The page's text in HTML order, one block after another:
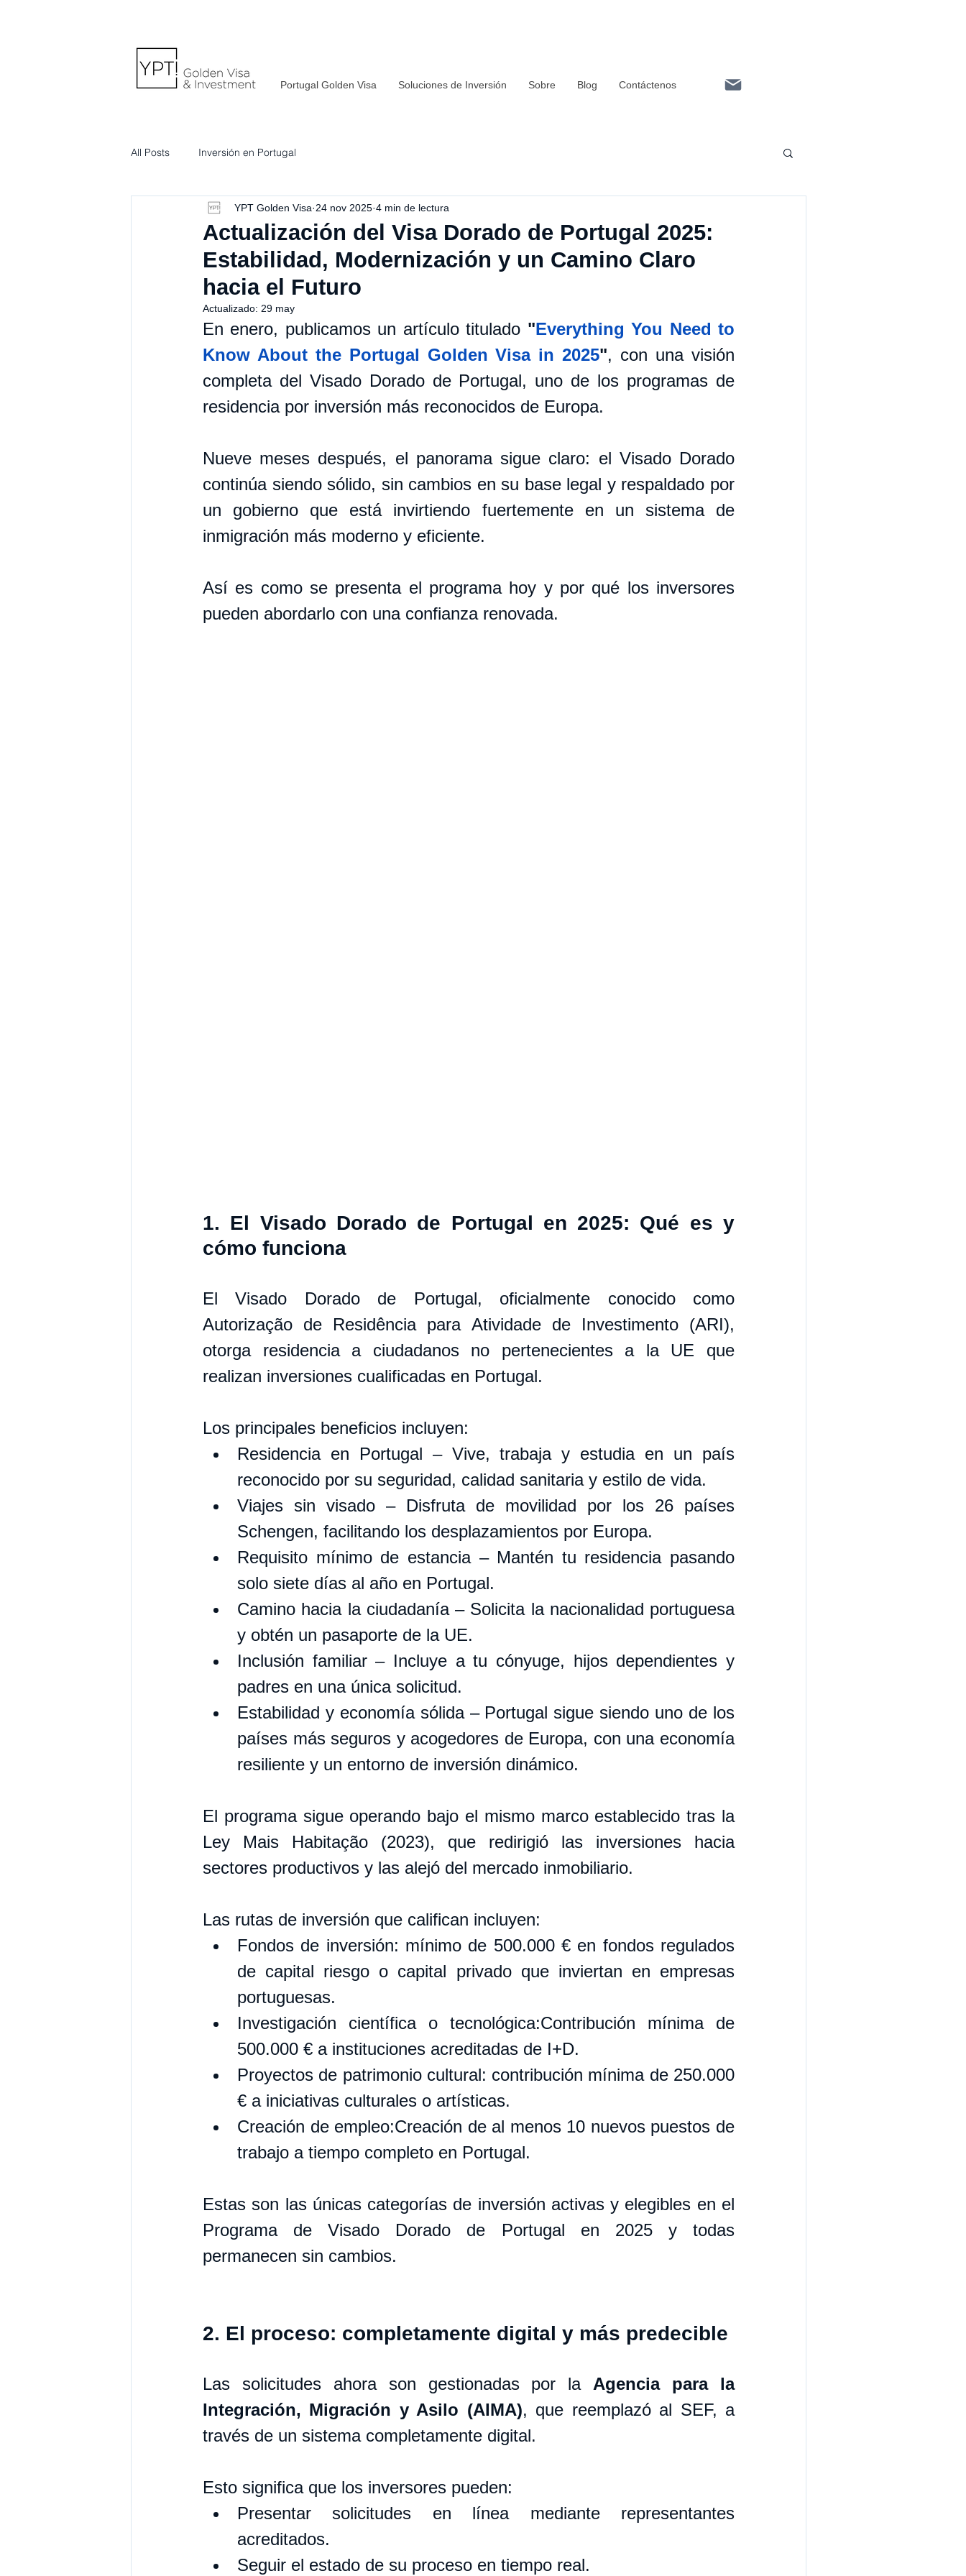
Portugal Golden Visa Soluciones de Inversión Sobre Blog Contáctenos
All Posts Inversión en Portugal
Actualización del Visa Dorado de Portugal 2025:
Estabilidad, Modernización y un Camino Claro
hacia el Futuro
YPT Golden Visa 24 nov 2025 4 min de lectura
Actualizado: 29 may
En enero, publicamos un artículo titulado "Everything You Need to
Know About the Portugal Golden Visa in 2025", con una visión
completa del Visado Dorado de Portugal, uno de los programas de
residencia por inversión más reconocidos de Europa.
Nueve meses después, el panorama sigue claro: el Visado Dorado
continúa siendo sólido, sin cambios en su base legal y respaldado por
un gobierno que está invirtiendo fuertemente en un sistema de
inmigración más moderno y eficiente.
Así es como se presenta el programa hoy y por qué los inversores
pueden abordarlo con una confianza renovada.
1. El Visado Dorado de Portugal en 2025: Qué es y
cómo funciona
El Visado Dorado de Portugal, oficialmente conocido como
Autorização de Residência para Atividade de Investimento (ARI),
otorga residencia a ciudadanos no pertenecientes a la UE que
realizan inversiones cualificadas en Portugal.
Los principales beneficios incluyen:
Residencia en Portugal – Vive, trabaja y estudia en un país
reconocido por su seguridad, calidad sanitaria y estilo de vida.
Viajes sin visado – Disfruta de movilidad por los 26 países
Schengen, facilitando los desplazamientos por Europa.
Requisito mínimo de estancia – Mantén tu residencia pasando
solo siete días al año en Portugal.
Camino hacia la ciudadanía – Solicita la nacionalidad portuguesa
y obtén un pasaporte de la UE.
Inclusión familiar – Incluye a tu cónyuge, hijos dependientes y
padres en una única solicitud.
Estabilidad y economía sólida – Portugal sigue siendo uno de los
países más seguros y acogedores de Europa, con una economía
resiliente y un entorno de inversión dinámico.
El programa sigue operando bajo el mismo marco establecido tras la
Ley Mais Habitação (2023), que redirigió las inversiones hacia
sectores productivos y las alejó del mercado inmobiliario.
Las rutas de inversión que califican incluyen:
Fondos de inversión: mínimo de 500.000 € en fondos regulados
de capital riesgo o capital privado que inviertan en empresas
portuguesas.
Investigación científica o tecnológica:Contribución mínima de
500.000 € a instituciones acreditadas de I+D.
Proyectos de patrimonio cultural: contribución mínima de 250.000
€ a iniciativas culturales o artísticas.
Creación de empleo:Creación de al menos 10 nuevos puestos de
trabajo a tiempo completo en Portugal.
Estas son las únicas categorías de inversión activas y elegibles en el
Programa de Visado Dorado de Portugal en 2025 y todas
permanecen sin cambios.
2. El proceso: completamente digital y más predecible
Las solicitudes ahora son gestionadas por la Agencia para la
Integración, Migración y Asilo (AIMA), que reemplazó al SEF, a
través de un sistema completamente digital.
Esto significa que los inversores pueden:
Presentar solicitudes en línea mediante representantes
acreditados.
Seguir el estado de su proceso en tiempo real.